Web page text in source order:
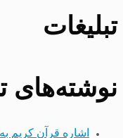
تبلیغات
نوشته‌های
اشاره قرآن